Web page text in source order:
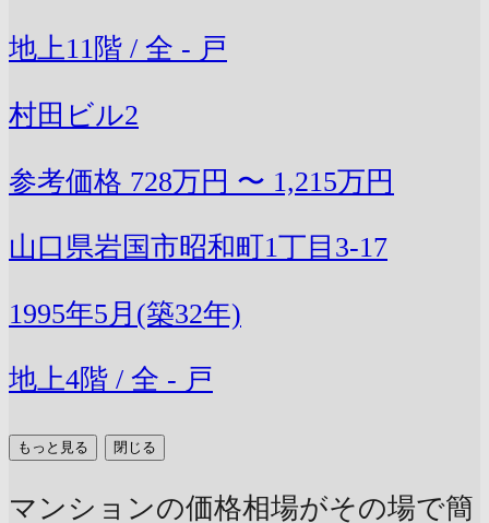
地上11階 / 全 - 戸
村田ビル2
参考価格 728万円 〜 1,215万円
山口県岩国市昭和町1丁目3-17
1995年5月(築32年)
地上4階 / 全 - 戸
もっと見る 閉じる
マンションの価格相場がその場で簡